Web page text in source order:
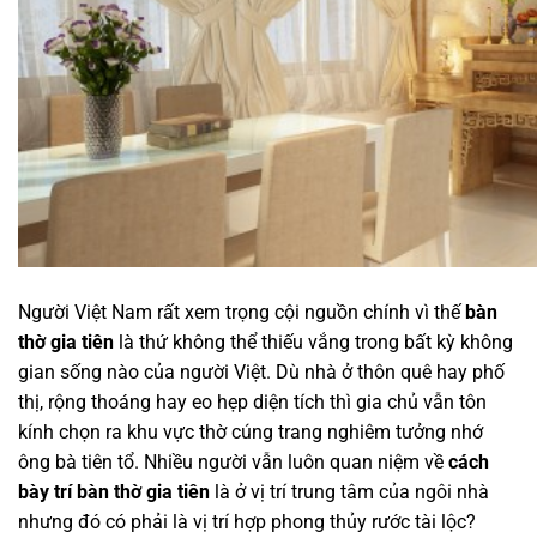
Người Việt Nam rất xem trọng cội nguồn chính vì thếbàn
thờ gia tiên là thứ không thể thiếu vắng trong bất kỳ không
gian sống nào của người Việt. Dù nhà ở thôn quê hay phố
thị, rộng thoáng hay eo hẹp diện tích thì gia chủ vẫn tôn
kính chọn ra khu vực thờ cúng trang nghiêm tưởng nhớ
ông bà tiên tổ. Nhiều người vẫn luôn quan niệm về cách
bày trí bàn thờ gia tiên là ở vị trí trung tâm của ngôi nhà
nhưng đó có phải là vị trí hợp phong thủy rước tài lộc?